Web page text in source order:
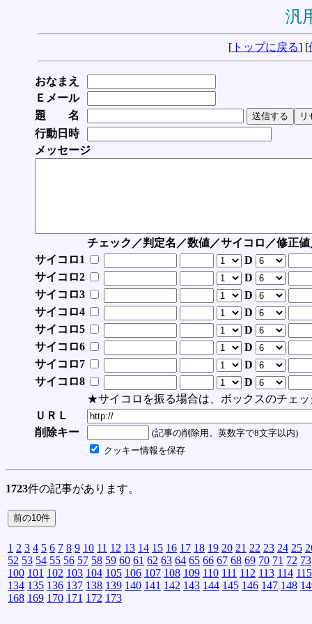
汎
[ トップに戻る] [
おなまえ
Ｅメール
題 名
行動日時
メッセージ
チェック／判定名／数値／サイコロ／修正
サイコロ1
D
サイコロ2
D
サイコロ3
D
サイコロ4
D
サイコロ5
D
サイコロ6
D
サイコロ7
D
サイコロ8
D
★サイコロを振る場合は、ボックスのチェッ
ＵＲＬ
削除キー
(記事の削除用。英数字で8文字以内)
クッキー情報を保存
1723件の記事があります。
1 2 3 4 5 6 7 8 9 10 11 12 13 14 15 16 17 18 19 20 21 22 23 24 25
52 53 54 55 56 57 58 59 60 61 62 63 64 65 66 67 68 69 70 71 72 73
100 101 102 103 104 105 106 107 108 109 110 111 112 113 114 115
134 135 136 137 138 139 140 141 142 143 144 145 146 147 148
168 169 170 171 172 173